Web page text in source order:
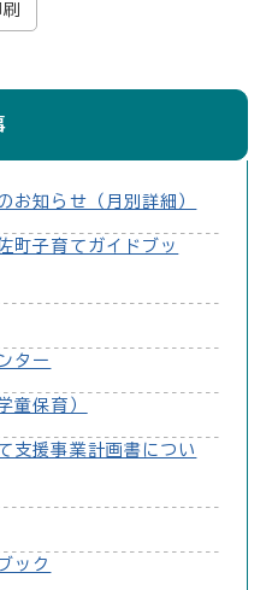
お知らせ（月別詳細）
町子育てガイドブッ
ター
童保育）
支援事業計画書につい
ック